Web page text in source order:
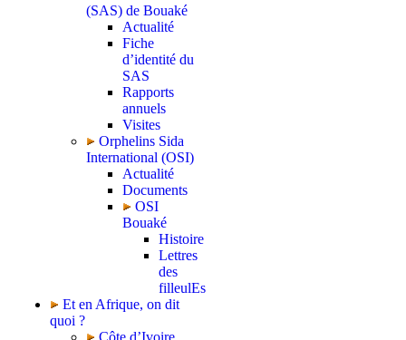
(SAS) de Bouaké
Actualité
Fiche
d’identité du
SAS
Rapports
annuels
Visites
Orphelins Sida
International (OSI)
Actualité
Documents
OSI
Bouaké
Histoire
Lettres
des
filleulEs
Et en Afrique, on dit
quoi ?
Côte d’Ivoire